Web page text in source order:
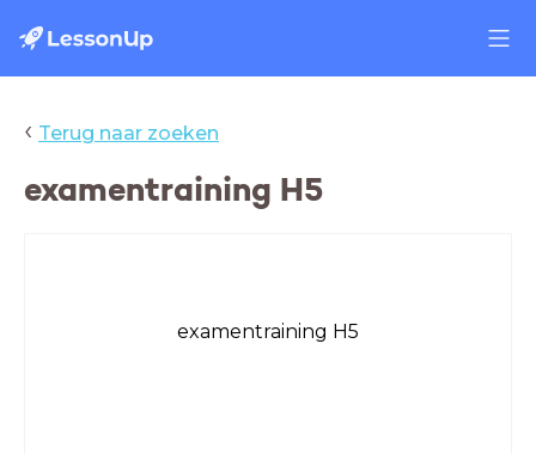
‹ Terug naar zoeken
examentraining H5
examentraining H5